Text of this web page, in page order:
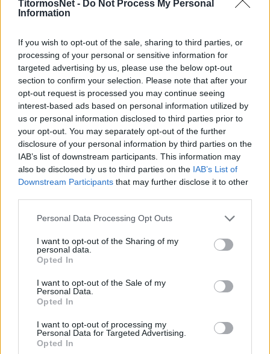
TitormosNet - Do Not Process My Personal
Information
If you wish to opt-out of the sale, sharing to third parties, or
processing of your personal or sensitive information for
targeted advertising by us, please use the below opt-out
section to confirm your selection. Please note that after your
opt-out request is processed you may continue seeing
interest-based ads based on personal information utilized by
us or personal information disclosed to third parties prior to
your opt-out. You may separately opt-out of the further
disclosure of your personal information by third parties on the
IAB’s list of downstream participants. This information may
also be disclosed by us to third parties on the IAB’s List of
Downstream Participants that may further disclose it to other
Personal Data Processing Opt Outs
I want to opt-out of the Sharing of my
personal data.
Opted In
I want to opt-out of the Sale of my
Personal Data.
Opted In
I want to opt-out of processing my
Personal Data for Targeted Advertising.
Opted In
όσους τους επέλεξαν. Ο Παναιτωλικός
των πλέι άουτ έχει τρεις τριάρες! Στα μισά
παιχνίδια δηλαδή έχει διασυρθεί.
Όταν μπαίνεις σε αυτό το μίνι πρωτάθλημα,
γνωρίσεις ότι θα αντιμετωπίσεις ομάδες
σχεδόν ισοδύναμες και έχεις αντιληφθεί πως
βρίσκεσαι με την πλάτη στον τοίχο, είναι
σοκαριστικό να παρουσιάζεσαι έτσι.
Η αρχή έγινε με την τριάρα από τη Λαμία σε ένα
ματς που όλα πήγαν λάθος για τους Αγρινιώτες.
ψυχωμένη εμφάνιση στη Λάρισα και το 1-1
απέναντι σε μία ομάδα που ήταν καλύτερη σε
μεγάλο μέρος του αγώνα. Αμέσως μετά ήρθε η
κόντρα στους ουσιαστικά αδιάφορους
Απόλλωνα Σμύρνης και ΠΑΣ Γιάννινα. Μετά και
την τριάρα από τον Ατρόμητο, που είχε να
νικήσει από τις 31 Ιανουαρίου, αντιλήφθηκε και